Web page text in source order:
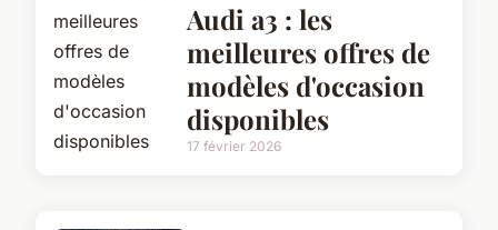
Audi a3 : les
meilleures offres de
modèles d'occasion
disponibles
17 février 2026